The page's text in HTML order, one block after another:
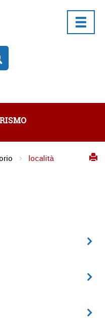
località